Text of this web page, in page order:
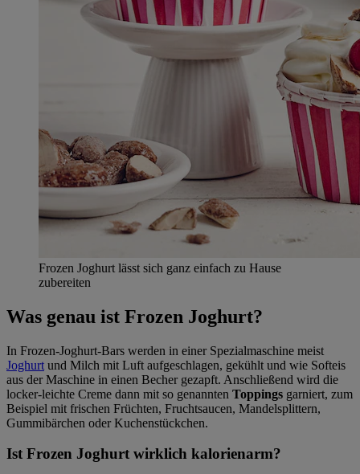
Frozen Joghurt lässt sich ganz einfach zu Hause
zubereiten
Was genau ist Frozen Joghurt?
In Frozen-Joghurt-Bars werden in einer Spezialmaschine meist
Joghurt und Milch mit Luft aufgeschlagen, gekühlt und wie Softeis
aus der Maschine in einen Becher gezapft. Anschließend wird die
locker-leichte Creme dann mit so genannten Toppings garniert, zum
Beispiel mit frischen Früchten, Fruchtsaucen, Mandelsplittern,
Gummibärchen oder Kuchenstückchen.
Ist Frozen Joghurt wirklich kalorienarm?